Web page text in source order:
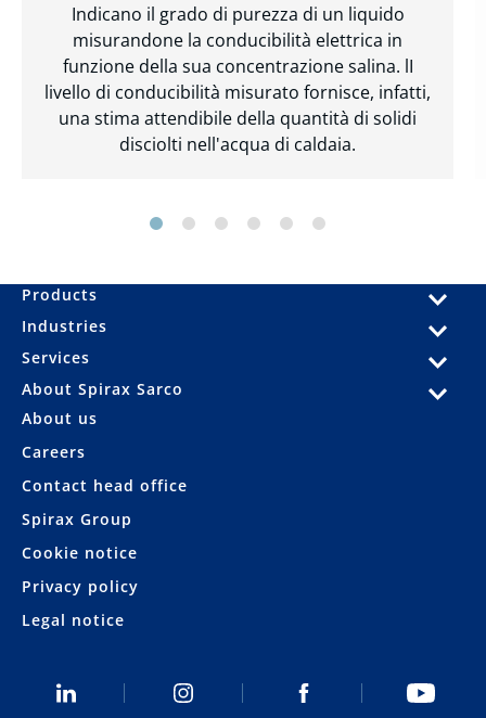
Indicano il grado di purezza di un liquido
misurandone la conducibilità elettrica in
funzione della sua concentrazione salina. lI
livello di conducibilità misurato fornisce, infatti,
una stima attendibile della quantità di solidi
disciolti nell'acqua di caldaia.
Products
Industries
Services
About Spirax Sarco
About us
Careers
Contact head office
Spirax Group
Cookie notice
Privacy policy
Legal notice